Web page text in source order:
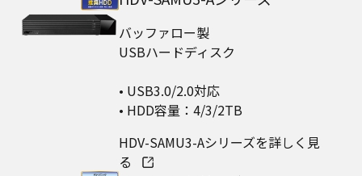
バッファロー製
USBハードディスク
• USB3.0/2.0対応
• HDD容量：4/3/2TB
HDV-SAMU3-Aシリーズを詳しく見
る